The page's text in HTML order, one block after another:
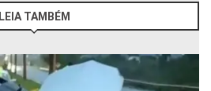
LEIA TAMBÉM